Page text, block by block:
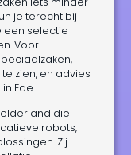
je terecht bij
een selectie
Voor
zien, en advies
Ede.
die
robots,
Zij